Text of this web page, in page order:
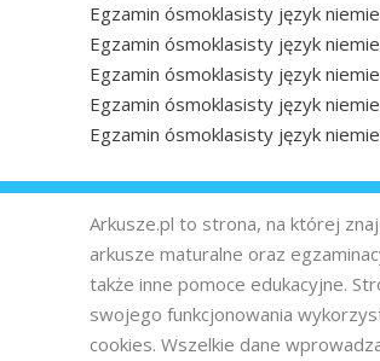
Egzamin ósmoklasisty język
Egzamin ósmoklasisty język
Egzamin ósmoklasisty język
Egzamin ósmoklasisty język
Egzamin ósmoklasisty język
Arkusze.pl to strona, na której
arkusze maturalne oraz
także inne pomoce edukacyjne.
swojego funkcjonowania
cookies. Wszelkie dane